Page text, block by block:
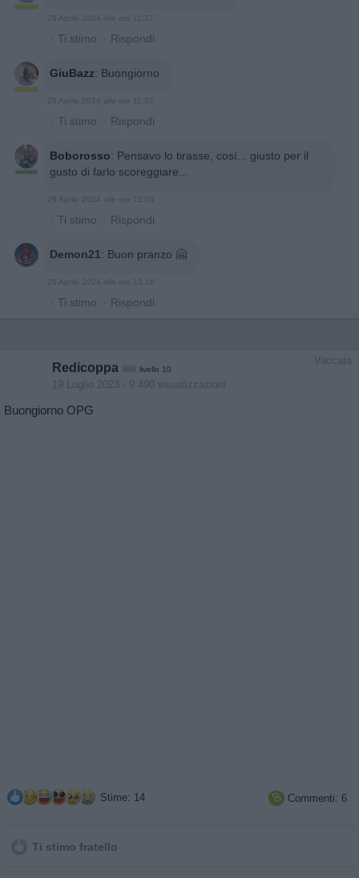
29 Aprile 2024 alle ore 11:37
· Ti stimo · Rispondi
GiuBazz: Buongiorno
29 Aprile 2024 alle ore 11:37
· Ti stimo · Rispondi
Boborosso: Pensavo lo tirasse, così... giusto per il
gusto di farlo scoreggiare...
29 Aprile 2024 alle ore 12:09
· Ti stimo · Rispondi
Demon21: Buon pranzo 🤗
29 Aprile 2024 alle ore 13:16
· Ti stimo · Rispondi
Vaccata
Redicoppa livello 10
19 Luglio 2023 - 9.490 visualizzazioni
Buongiorno OPG
Stime: 14  Commenti: 6
Ti stimo fratello